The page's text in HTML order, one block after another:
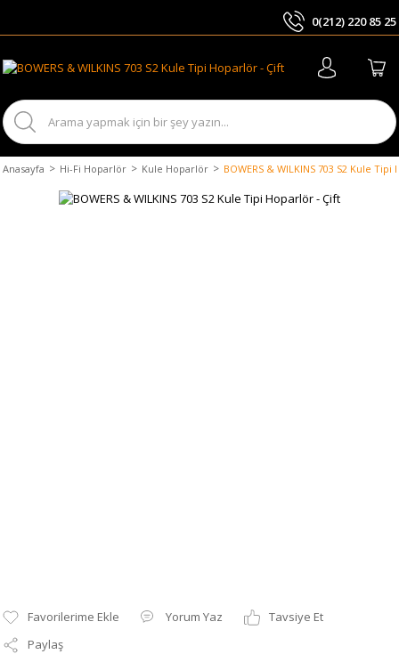
0(212) 220 85 25
Anasayfa Hi-Fi Hoparlör Kule Hoparlör BOWERS & WILKINS 703 S2 Kule
Yorum Yaz
Tavsiye Et
Paylaş